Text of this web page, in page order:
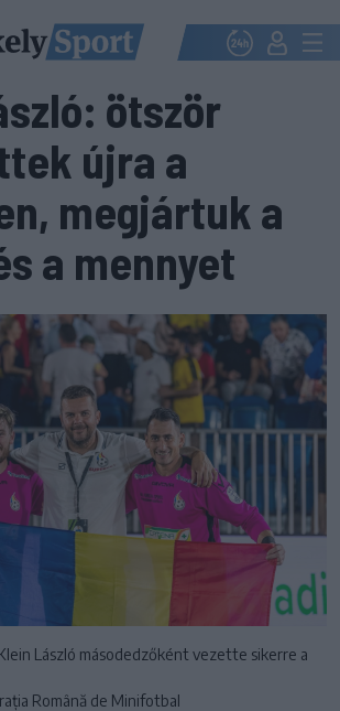
ötször
újra a
megjártuk a
a mennyet
László másodedzőként vezette sikerre a
Română de Minifotbal